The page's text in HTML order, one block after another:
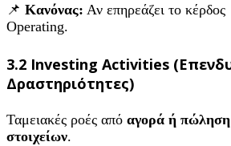
📌 Κανόνας: Αν επηρεάζει το
Operating.
3.2 Investing Activities
Δραστηριότητες)
Ταμειακές ροές από αγορά ή
στοιχείων.